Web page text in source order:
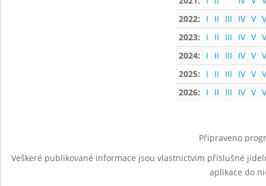
2022:
I II III IV V
2023:
I II III IV V
2024:
I II III IV V
2025:
I II III IV V
2026:
I II III IV V
Připraveno
Veškeré publikované informace jsou vlastnictvím příslušné
aplikace do